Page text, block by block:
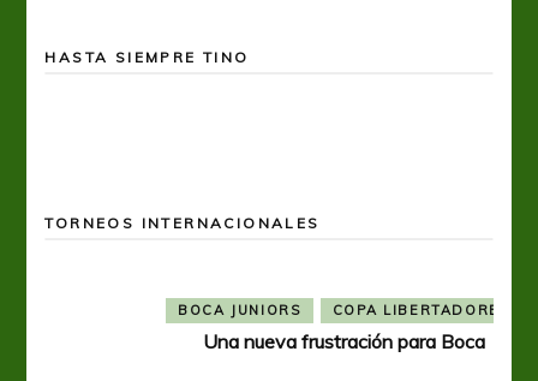
HASTA SIEMPRE TINO
TORNEOS INTERNACIONALES
BOCA JUNIORS COPA LIBERTADORES
Una nueva frustración para Boca